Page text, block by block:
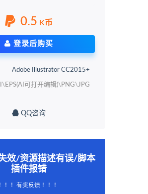
0.5 K币
登录后购买
Adobe Illustrator CC2015+
可打开编辑)\PNG\JPG
QQ咨询
效/资源描述有误/脚本
插件报错
！！！有奖反馈 ！！！